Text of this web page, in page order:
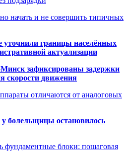
начать и не совершить типичных
уточнили границы населённых
актуализации
зафиксированы задержки
скорости движения
отличаются от аналоговых
болельщицы остановилось
фундаментные блоки: пошаговая